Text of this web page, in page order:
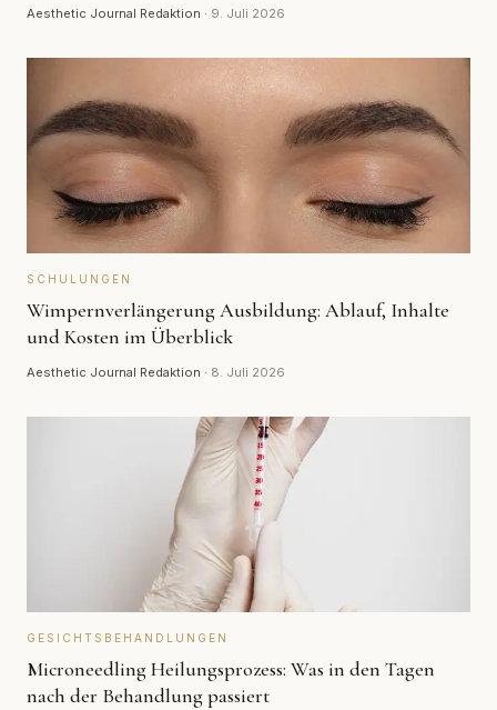
Aesthetic Journal Redaktion · 9. Juli 2026
SCHULUNGEN
Wimpernverlängerung Ausbildung: Ablauf, Inhalte
und Kosten im Überblick
Aesthetic Journal Redaktion · 8. Juli 2026
GESICHTSBEHANDLUNGEN
Microneedling Heilungsprozess: Was in den Tagen
nach der Behandlung passiert